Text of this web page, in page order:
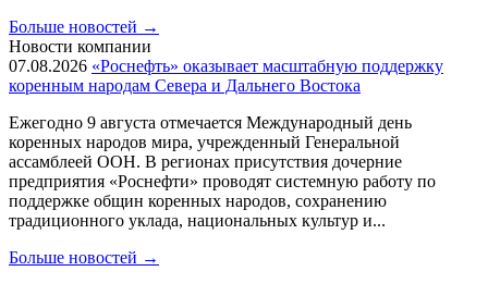
Больше новостей →
Новости компании
07.08.2026 «Роснефть» оказывает масштабную поддержку
коренным народам Севера и Дальнего Востока
Ежегодно 9 августа отмечается Международный день
коренных народов мира, учрежденный Генеральной
ассамблеей ООН. В регионах присутствия дочерние
предприятия «Роснефти» проводят системную работу по
поддержке общин коренных народов, сохранению
традиционного уклада, национальных культур и...
Больше новостей →